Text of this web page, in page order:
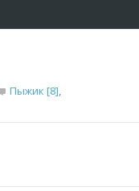
Пыжик [8],